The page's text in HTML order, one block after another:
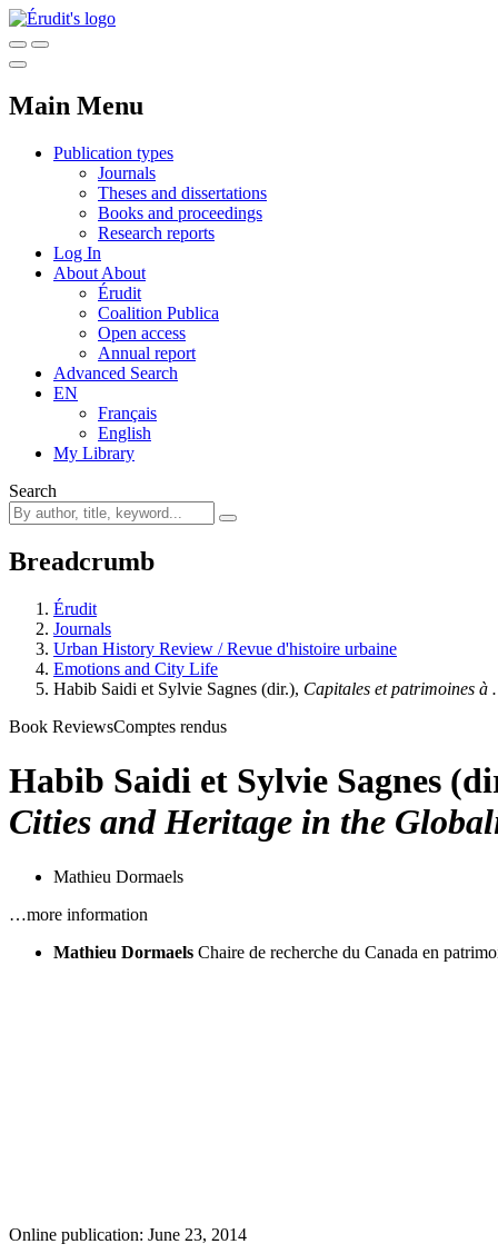
Main Menu
Publication types
Journals
Theses and dissertations
Books and proceedings
Research reports
Log In
About About
Érudit
Coalition Publica
Open access
Annual report
Advanced Search
EN
Français
English
My Library
Search
Breadcrumb
Érudit
Journals
Urban History Review / Revue d'histoire urbaine
Emotions and City Life
Habib Saidi et Sylvie Sagnes (dir.), Capitales et patrimoines à
Book ReviewsComptes rendus
Habib Saidi et Sylvie Sagnes
Cities and Heritage in the
Mathieu Dormaels
…more information
Mathieu Dormaels Chaire de recherche du Canada en
Online publication: June 23, 2014